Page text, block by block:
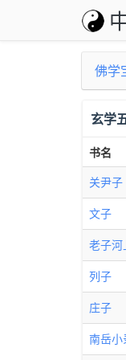
佛学
玄学
书名
关尹子
文子
老子河
列子
庄子
南岳小